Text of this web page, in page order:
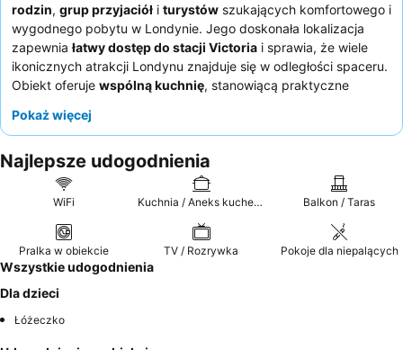
rodzin, grup przyjaciół i turystów szukających komfortowego i
wygodnego pobytu w Londynie. Jego doskonała lokalizacja
zapewnia łatwy dostęp do stacji Victoria i sprawia, że wiele
ikonicznych atrakcji Londynu znajduje się w odległości spaceru.
Obiekt oferuje wspólną kuchnię, stanowiącą praktyczne
swobodne miejsce spotkań. Goście konsekwentnie chwalą
samodzielnego zameldowania. Aby zapewnić sobie
spokojniejszy pobyt, warto poprosić o pokój z widokiem na
ogród, aby zminimalizować hałas uliczny.
Pokaż więcej
Najlepsze udogodnienia
WiFi Kuchnia / Aneks kuchenny Balkon / Taras
Pralka w obiekcie TV / Rozrywka Pokoje dla niepalących
Wszystkie udogodnienia
Dla dzieci
Łóżeczko